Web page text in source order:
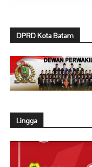
DPRD Kota Batam
Lingga